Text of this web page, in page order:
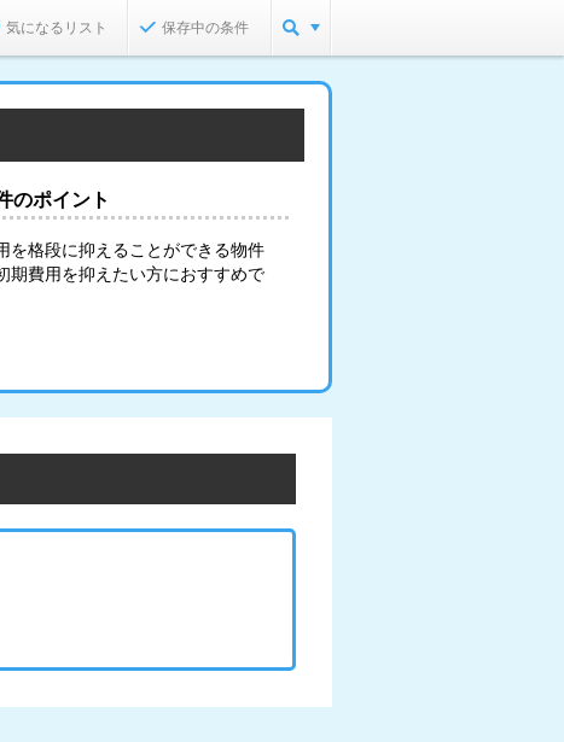
気になるリスト 保存中の条件
のポイント
を格段に抑えることができる物件
期費用を抑えたい方におすすめで